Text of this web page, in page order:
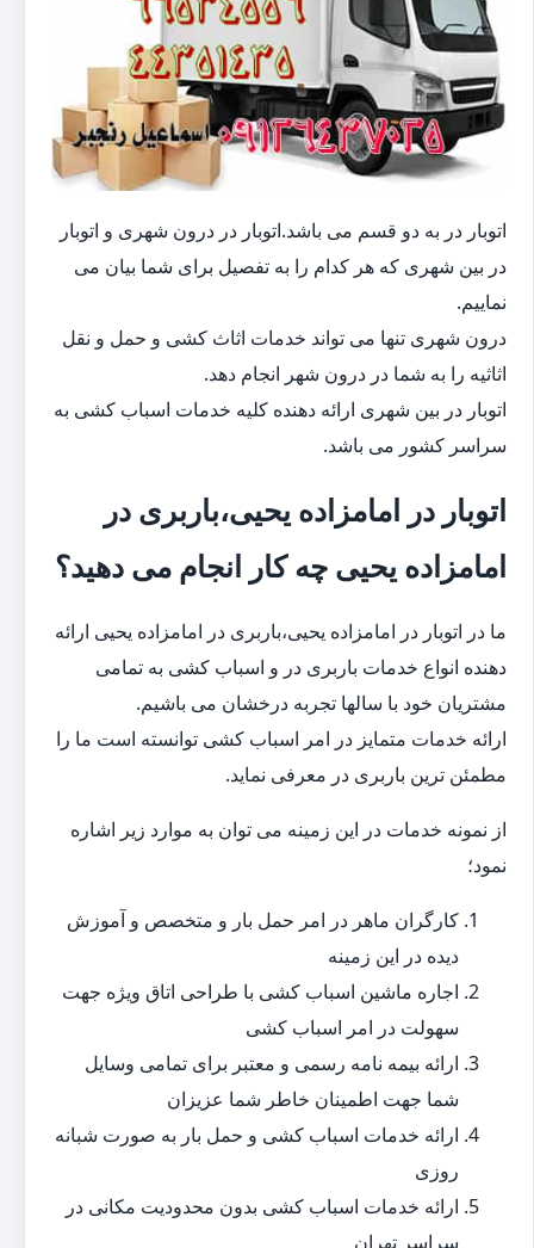
اتوبار در به دو قسم می باشد.اتوبار در درون شهری و اتوبار
در بین شهری که هر کدام را به تفصیل برای شما بیان می
نماییم.
درون شهری تنها می تواند خدمات اثاث کشی و حمل و نقل
اثاثیه را به شما در درون شهر انجام دهد.
اتوبار در بین شهری ارائه دهنده کلیه خدمات اسباب کشی به
سراسر کشور می باشد.
اتوبار در امامزاده یحیی،باربری در
امامزاده یحیی چه کار انجام می دهید؟
ما در اتوبار در امامزاده یحیی،باربری در امامزاده یحیی ارائه
دهنده انواع خدمات باربری در و اسباب کشی به تمامی
مشتریان خود با سالها تجربه درخشان می باشیم.
ارائه خدمات متمایز در امر اسباب کشی توانسته است ما را
مطمئن ترین باربری در معرفی نماید.
از نمونه خدمات در این زمینه می توان به موارد زیر اشاره
نمود؛
کارگران ماهر در امر حمل بار و متخصص و آموزش
دیده در این زمینه
اجاره ماشین اسباب کشی با طراحی اتاق ویژه جهت
سهولت در امر اسباب کشی
ارائه بیمه نامه رسمی و معتبر برای تمامی وسایل
شما جهت اطمینان خاطر شما عزیزان
ارائه خدمات اسباب کشی و حمل بار به صورت شبانه
روزی
ارائه خدمات اسباب کشی بدون محدودیت مکانی در
سراسر تهران